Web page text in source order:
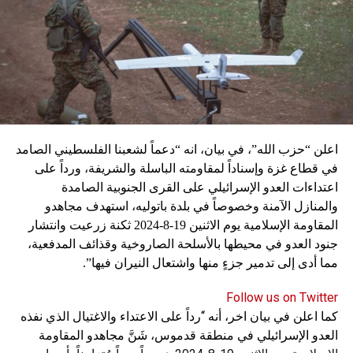
وجددت يعقوبيان التأكيد أنها لن تقبل باستجلاب سرطانات او
امراض اخرى مرتبطة بالمحارق لأن الخطأ في هذا المجال لا
يؤدي الى عواقب مالية انما لعواقب قاتلة. وعبّرت عن أسفها
لكون عدد كبير من النواب لا يعرف أبسط المسائل المتعلقة
بالنفايات ولا يفقه شيئا بطرق معالجتها. وأضافت:” أنا لا أتبع زعيم
وليس هناك مسؤول يتخذ قرارا معينا ويُفرض عليّ. هناك
مواطنون انتخبوني وأتحمل مسؤوليتي تجاههم فقط، ولن أقبل
بمزيد من التدهور الصحي والبيئي في البلد الذي أصبح الأول في
نسب السرطان”.
وشددت يعقوبيان على أن الحل لأزمة النفايات “موجود وسهل اذا
وُجدت ارادة سياسية حقيقية واذا قرروا أن يوقفوا السرقة
اعلن “حزب الله”، في بيان، انه “دعماً لشعبنا الفلسطيني الصامد
في قطاع غزة وإسناداً لمقاومته الباسلة ‌‏‌‏‌والشريفة، ورداً على
اعتداءات العدو الإسرائيلي على القرى الجنوبية الصامدة
والمنازل الآمنة وخصوصاً في بلدة باتوليه، استهدف مجاهدو
المقاومة الإسلامية يوم الاثنين 19-8-2024 ثكنة زرعيت وانتشار
جنود العدو في محيطها بالأسلحة الصاروخية وقذائف المدفعية،
مما أدى إلى تدمير جزءٍ منها واشتعال النيران فيها”.
Follow us on Twitter
كما اعلن في بيان اخر، أنه “رداً على الاعتداء والاغتيال الذي نفذه
العدو الإسرائيلي في منطقة قدموس، شَنَّ مجاهدو المقاومة